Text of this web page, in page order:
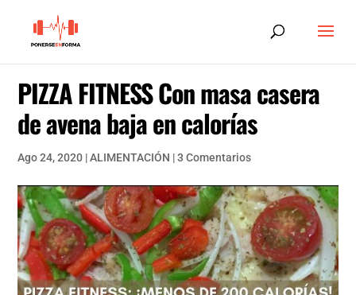
PIZZA FITNESS Con masa casera
de avena baja en calorías
Ago 24, 2020 |ALIMENTACIÓN |3 Comentarios